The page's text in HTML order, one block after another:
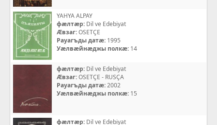
YAHYA ALPAY
фæлтæр: Dil ve Edebiyat
Æвзаг:OSETÇE
Рауагъды датæ: 1995
Уæлвæйнæджы полкæ: 14
фæлтæр: Dil ve Edebiyat
Æвзаг:OSETÇE - RUSÇA
Рауагъды датæ:2002
Уæлвæйнæджы полкæ: 15
фæлтæр: Dil ve Edebiyat